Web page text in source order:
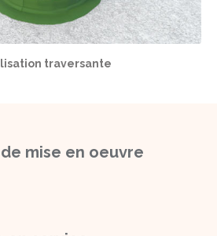
traversante
mise en oeuvre